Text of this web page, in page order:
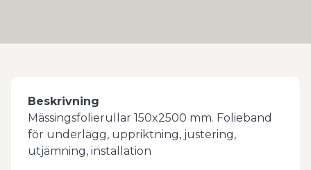
Beskrivning
Mässingsfolierullar 150x2500 mm. Folieband
för underlägg, uppriktning, justering,
utjämning, installation